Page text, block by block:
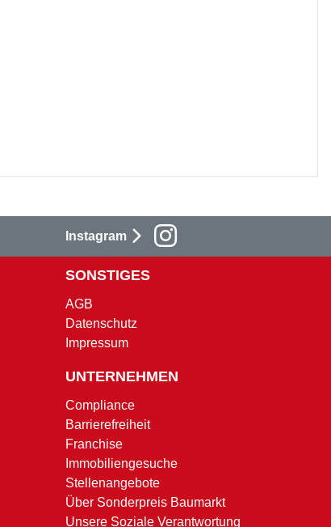
Instagram
SONSTIGES
AGB
Datenschutz
Impressum
UNTERNEHMEN
Compliance
Barrierefreiheit
Franchise
Immobiliengesuche
Stellenangebote
Über Sonderpreis Baumarkt
Unsere Soziale Verantwortung